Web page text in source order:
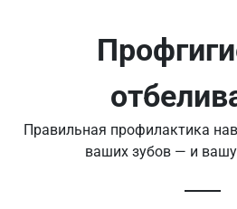
Правильная профилактика
ваших зубов — и